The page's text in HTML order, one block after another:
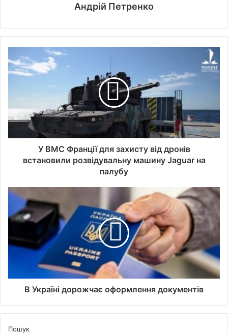
Андрій Петренко
У ВМС Франції для захисту від дронів
встановили розвідувальну машину Jaguar на
палубу
В Україні дорожчає оформлення документів
Пошук